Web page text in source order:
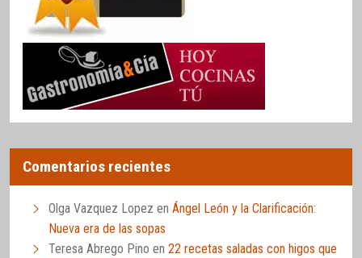
Comentarios recientes
Olga Vazquez Lopez en Ángel León y la Clarificación:
Nueva era de las sopas
Teresa Abrego Pino en 22 recetas saladas con higos que